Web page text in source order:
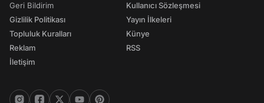
Geri Bildirim
Gizlilik Politikası
Topluluk Kuralları
Reklam
İletişim
Kullanıcı Sözleşmesi
Yayın İlkeleri
Künye
RSS